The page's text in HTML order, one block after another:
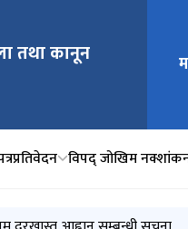
तथा कानून मुख्य
प्रतिवेदन विपद् जोखिम